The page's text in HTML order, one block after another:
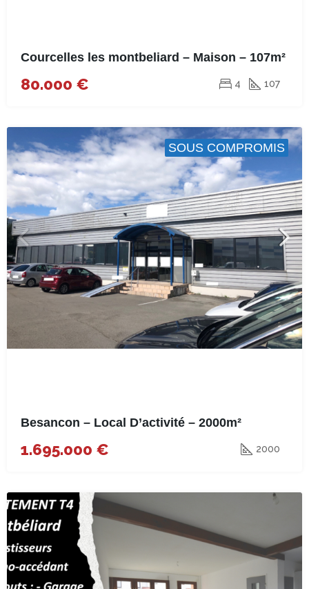
Courcelles les montbeliard – Maison – 107m²
80.000 € 4 107
SOUS COMPROMIS
Besancon – Local D’activité – 2000m²
1.695.000 € 2000